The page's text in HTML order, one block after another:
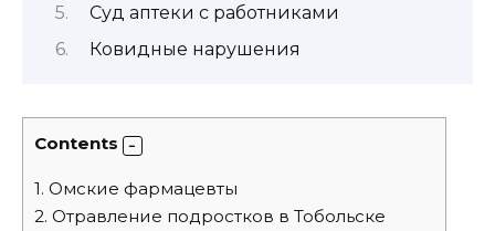
Суд аптеки с работниками
Ковидные нарушения
Contents
1. Омские фармацевты
2. Отравление подростков в Тобольске